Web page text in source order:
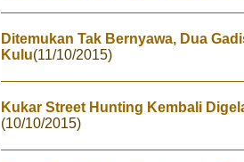
Ditemukan Tak Bernyawa, Dua
Kulu(11/10/2015)
Kukar Street Hunting Kembali
(10/10/2015)